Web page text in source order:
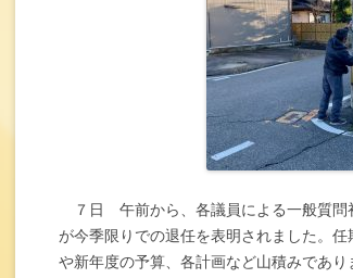
７日 午前から、各議員による一般質問
が今季限りでの退任を表明されました。
や新年度の予算、各計画など山積みであ